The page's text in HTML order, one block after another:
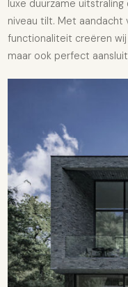
luxe duurzame
niveau tilt. Met
functionaliteit creëren
maar ook perfect